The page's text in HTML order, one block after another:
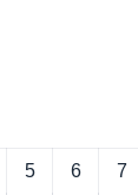
5 6 7